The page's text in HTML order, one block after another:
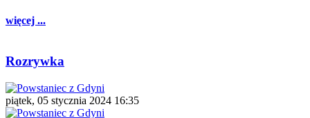
więcej ...
Rozrywka
piątek, 05 stycznia 2024 16:35